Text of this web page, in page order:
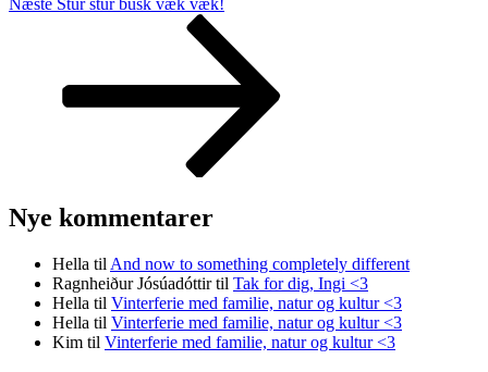
Næste Stur stur busk væk væk!
Nye kommentarer
Hella til And now to something completely different
Ragnheiður Jósúadóttirtil Tak for dig, Ingi <3
Hella til Vinterferie med familie, natur og kultur <3
Hella til Vinterferie med familie, natur og kultur <3
Kim til Vinterferie med familie, natur og kultur <3